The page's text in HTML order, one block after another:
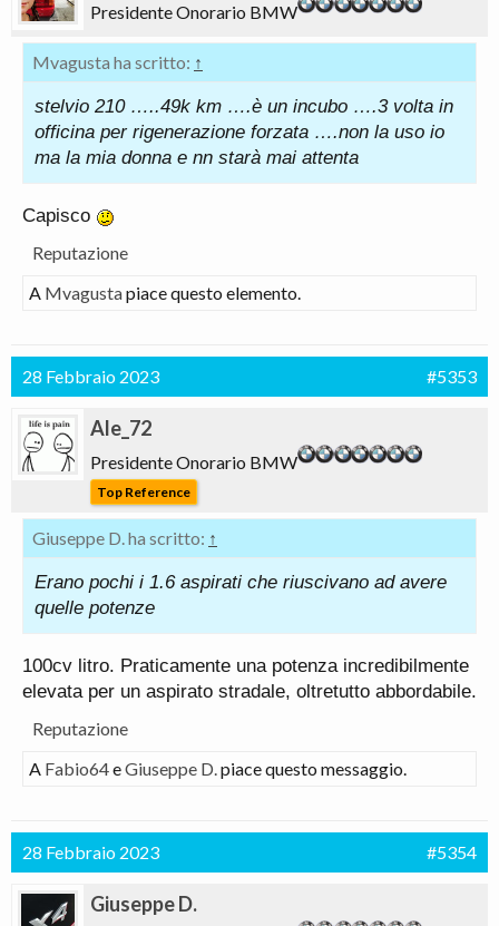
Presidente Onorario BMW
Mvagusta ha scritto: ↑
stelvio 210 …..49k km ….è un incubo ….3 volta in
officina per rigenerazione forzata ….non la uso io
ma la mia donna e nn starà mai attenta
Capisco
Reputazione
A Mvagustapiace questo elemento.
28 Febbraio 2023 #5353
Ale_72
Presidente Onorario BMW
Top Reference
Giuseppe D. ha scritto: ↑
Erano pochi i 1.6 aspirati che riuscivano ad avere
quelle potenze
100cv litro. Praticamente una potenza incredibilmente
elevata per un aspirato stradale, oltretutto abbordabile.
Reputazione
A Fabio64eGiuseppe D.piace questo messaggio.
28 Febbraio 2023 #5354
Giuseppe D.